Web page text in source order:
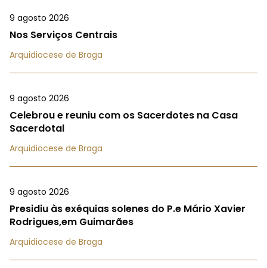
9 agosto 2026
Nos Serviços Centrais
Arquidiocese de Braga
9 agosto 2026
Celebrou e reuniu com os Sacerdotes na Casa
Sacerdotal
Arquidiocese de Braga
9 agosto 2026
Presidiu às exéquias solenes do P.e Mário Xavier
Rodrigues,em Guimarães
Arquidiocese de Braga